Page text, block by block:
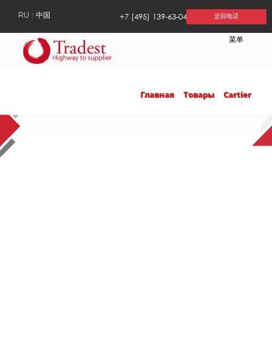
菜单
RU 中国 定回电话
+7 (495) 139-63-04
Главная Товары Cartier